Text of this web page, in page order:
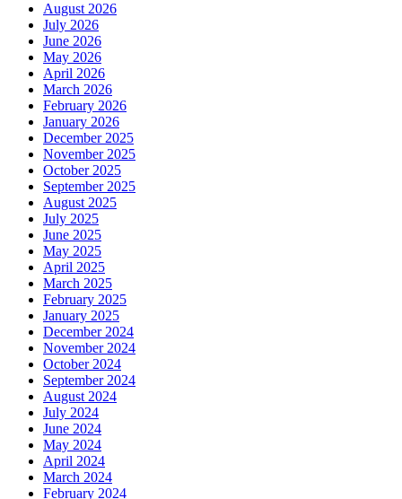
August 2026
July 2026
June 2026
May 2026
April 2026
March 2026
February 2026
January 2026
December 2025
November 2025
October 2025
September 2025
August 2025
July 2025
June 2025
May 2025
April 2025
March 2025
February 2025
January 2025
December 2024
November 2024
October 2024
September 2024
August 2024
July 2024
June 2024
May 2024
April 2024
March 2024
February 2024